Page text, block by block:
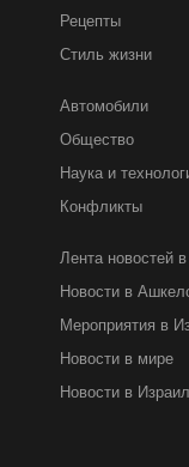
Рецепты
Стиль жизни
Автомобили
Общество
Наука и
Конфликты
Лента новостей
Новости в
Мероприятия в
Новости в мире
Новости в